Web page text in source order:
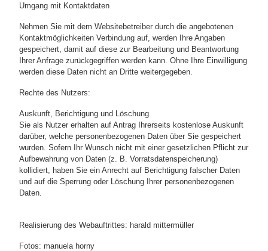
Umgang mit Kontaktdaten
Nehmen Sie mit dem Websitebetreiber durch die angebotenen
Kontaktmöglichkeiten Verbindung auf, werden Ihre Angaben
gespeichert, damit auf diese zur Bearbeitung und Beantwortung
Ihrer Anfrage zurückgegriffen werden kann. Ohne Ihre Einwilligung
werden diese Daten nicht an Dritte weitergegeben.
Rechte des Nutzers:
Auskunft, Berichtigung und Löschung
Sie als Nutzer erhalten auf Antrag Ihrerseits kostenlose Auskunft
darüber, welche personenbezogenen Daten über Sie gespeichert
wurden. Sofern Ihr Wunsch nicht mit einer gesetzlichen Pflicht zur
Aufbewahrung von Daten (z. B. Vorratsdatenspeicherung)
kollidiert, haben Sie ein Anrecht auf Berichtigung falscher Daten
und auf die Sperrung oder Löschung Ihrer personenbezogenen
Daten.
Realisierung des Webauftrittes: harald mittermüller
Fotos: manuela horny